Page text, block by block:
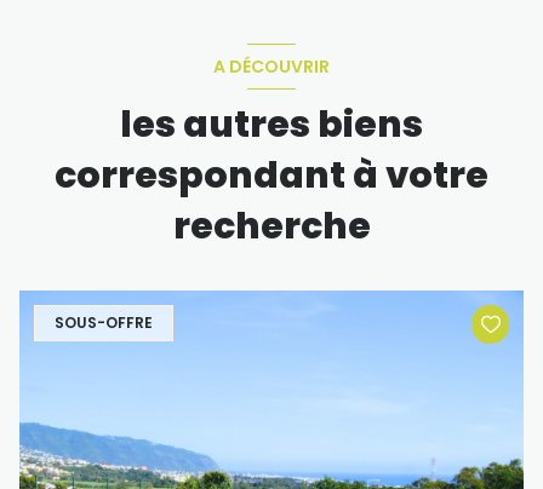
A DÉCOUVRIR
les autres biens
correspondant à votre
recherche
SOUS-OFFRE